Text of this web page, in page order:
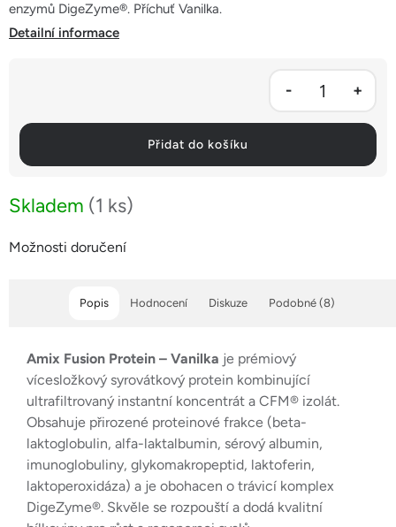
Skladem (1 ks)
Možnosti doručení
Přidat do košíku
enzymů DigeZyme®. Příchuť Vanilka.
Detailní informace
Popis Podobné (8)
Hodnocení Diskuze
Amix Fusion Protein – Vanilka je prémiový
vícesložkový syrovátkový protein kombinující
ultrafiltrovaný instantní koncentrát a CFM® izolát.
Obsahuje přirozené proteinové frakce (beta-
laktoglobulin, alfa-laktalbumin, sérový albumin,
imunoglobuliny, glykomakropeptid, laktoferin,
laktoperoxidáza) a je obohacen o trávicí komplex
DigeZyme®. Skvěle se rozpouští a dodá kvalitní